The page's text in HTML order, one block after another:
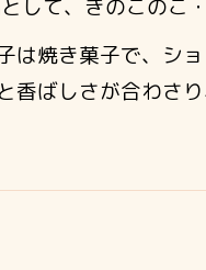
して、きのこのこ
は焼き菓子で、シ
香ばしさが合わさ